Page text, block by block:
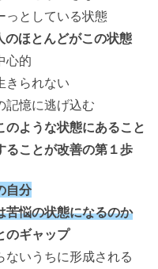
としている状態
のほとんどがこの状態
的
れない
逃げ込む
のような状態にあること
ることが改善の第１歩
自分
苦悩の状態になるのか
のギャップ
いうちに形成される